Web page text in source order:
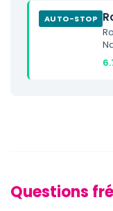
AUTO-STOP
Questions